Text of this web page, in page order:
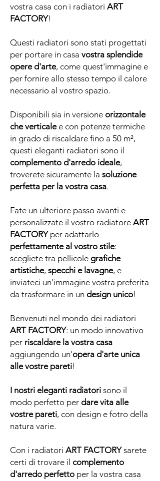
vostra casa con i radiatori ART
FACTORY!
Questi radiatori sono stati progettati
per portare in casa vostra splendide
opere d'arte, come quest'immagine e
per fornire allo stesso tempo il calore
necessario al vostro spazio.
Disponibili sia in versione orizzontale
che verticalee con potenze termiche
in grado di riscaldare fino a 50 m²,
questi eleganti radiatori sono il
complemento d'arredo ideale,
troverete sicuramente la soluzione
perfetta per la vostra casa.
Fate un ulteriore passo avanti e
personalizzate il vostro radiatore ART
FACTORYper adattarlo
perfettamente al vostro stile:
scegliete tra pellicole grafiche
artistiche, specchi e lavagne, e
inviateci un'immagine vostra preferita
da trasformare in un design unico!
Benvenuti nel mondo dei radiatori
ART FACTORY: un modo innovativo
per riscaldare la vostra casa
aggiungendo un'opera d'arte unica
alle vostre pareti!
I nostri eleganti radiatori sono il
modo perfetto per dare vita alle
vostre pareti, con design e fotro della
natura varie.
Con i radiatori ART FACTORYsarete
certi di trovare il complemento
d'arredo perfetto per la vostra casa